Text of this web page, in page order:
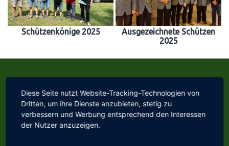
Schützenkönige 2025
Ausgezeichnete Schützen
2025
Diese Seite nutzt Website-Tracking-Technologien von
Dritten, um ihre Dienste anzubieten, stetig zu
verbessern und Werbung entsprechend den Interessen
der Nutzer anzuzeigen.